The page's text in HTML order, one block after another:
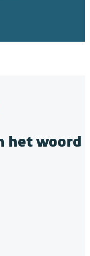
het woord